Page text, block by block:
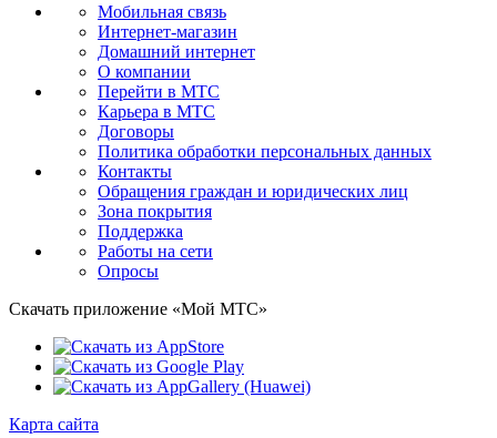
Мобильная связь
Интернет-магазин
Домашний интернет
О компании
Перейти в МТС
Карьера в МТС
Договоры
Политика обработки персональных данных
Контакты
Обращения граждан и юридических лиц
Зона покрытия
Поддержка
Работы на сети
Опросы
Скачать приложение «Мой МТС»
Карта сайта